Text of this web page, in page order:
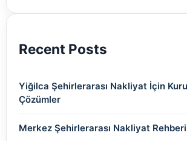
(2)
Recent Posts
Yiğilca Şehirlerarası Nakliyat İçin
Çözümler
Merkez Şehirlerarası Nakliyat Rehberi